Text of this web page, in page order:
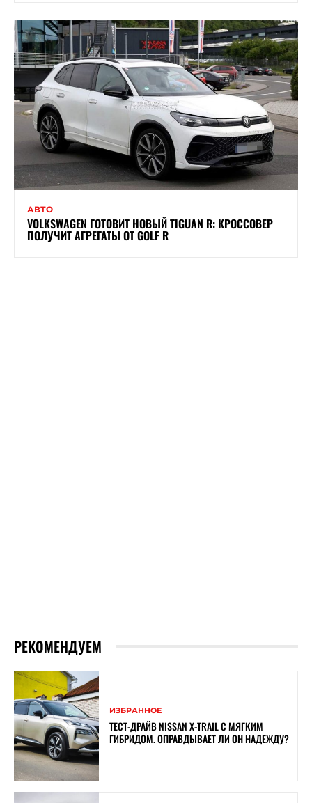
АВТО
VOLKSWAGEN ГОТОВИТ НОВЫЙ TIGUAN R: КРОССОВЕР
ПОЛУЧИТ АГРЕГАТЫ ОТ GOLF R
РЕКОМЕНДУЕМ
ИЗБРАННОЕ
ТЕСТ-ДРАЙВ NISSAN X-TRAIL С МЯГКИМ
ГИБРИДОМ. ОПРАВДЫВАЕТ ЛИ ОН НАДЕЖДУ?